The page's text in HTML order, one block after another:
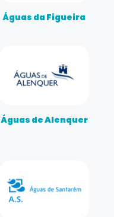
Águas da Figueira
Águas de Alenquer